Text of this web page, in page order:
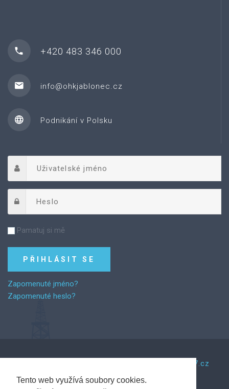
Tento web využívá soubory cookies.
+420 483 346 000
info@ohkjablonec.cz
Podnikání v Polsku
Pamatuj si mě
Zapomenuté jméno?
Zapomenuté heslo?
Tento web vytvořil Web7.cz